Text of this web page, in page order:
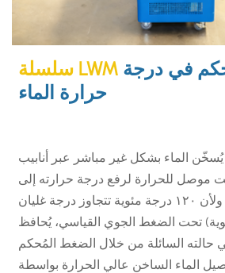
سلسلة LWM في درجة
حرارة الماء
الماء بشكل غير مباشر عبر أنابيب
موصل للحرارة لرفع درجة حرارته إلى
١٢٠ درجة مئوية. ولأن ١٢٠ درجة مئوية تتجاوز درجة غليان
درجة مئوية) تحت الضغط الجوي القياسي، يُحافظ
الماء الساخن عالي الحرارة بواسطة